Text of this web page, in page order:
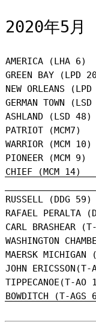
2020年5
AMERICA (LHA 6)
GREEN BAY (LPD
NEW ORLEANS
GERMAN TOWN
ASHLAND (LSD 48)
PATRIOT (MCM7)
WARRIOR (MCM 10)
PIONEER (MCM 9)
CHIEF (MCM 14)
RUSSELL (DDG 59)
RAFAEL PERALTA
CARL BRASHEAR
WASHINGTON
MAERSK
JOHN ERICSSON(T-
TIPPECANOE(T-AO
BOWDITCH (T-AGS